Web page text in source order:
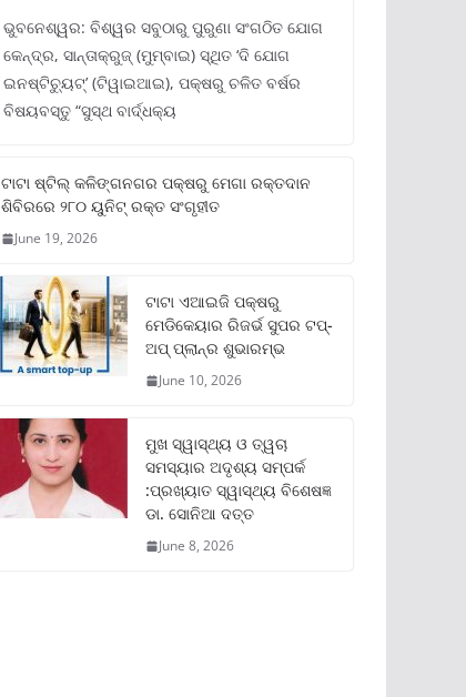
ଭୁବନେଶ୍ୱର: ବିଶ୍ୱର ସବୁଠାରୁ ପୁରୁଣା ସଂଗଠିତ ଯୋଗ
କେନ୍ଦ୍ର, ସାନ୍ତାକ୍ରୁଜ୍ (ମୁମ୍ବାଇ) ସ୍ଥିତ ‘ଦି ଯୋଗ
ଇନଷ୍ଟିଚ୍ୟୁଟ୍‌’ (ଟିୱାଇଆଇ), ପକ୍ଷରୁ ଚଳିତ ବର୍ଷର
ବିଷୟବସ୍ତୁ “ସୁସ୍ଥ ବାର୍ଦ୍ଧକ୍ୟ
ଟାଟା ଷ୍ଟିଲ୍‌ କଳିଙ୍ଗନଗର ପକ୍ଷରୁ ମେଗା ରକ୍ତଦାନ
ଶିବିରରେ ୨୮୦ ୟୁନିଟ୍‌ ରକ୍ତ ସଂଗୃହୀତ
June 19, 2026
ଟାଟା ଏଆଇଜି ପକ୍ଷରୁ
ମେଡିକେୟାର ରିଜର୍ଭ ସୁପର ଟପ୍‌-
ଅପ୍ ପ୍ଲାନ୍‌ର ଶୁଭାରମ୍ଭ
June 10, 2026
ମୁଖ ସ୍ୱାସ୍ଥ୍ୟ ଓ ତ୍ୱଚା
ସମସ୍ୟାର ଅଦୃଶ୍ୟ ସମ୍ପର୍କ
:ପ୍ରଖ୍ୟାତ ସ୍ୱାସ୍ଥ୍ୟ ବିଶେଷଜ୍ଞ
ଡା. ସୋନିଆ ଦତ୍ତ
June 8, 2026